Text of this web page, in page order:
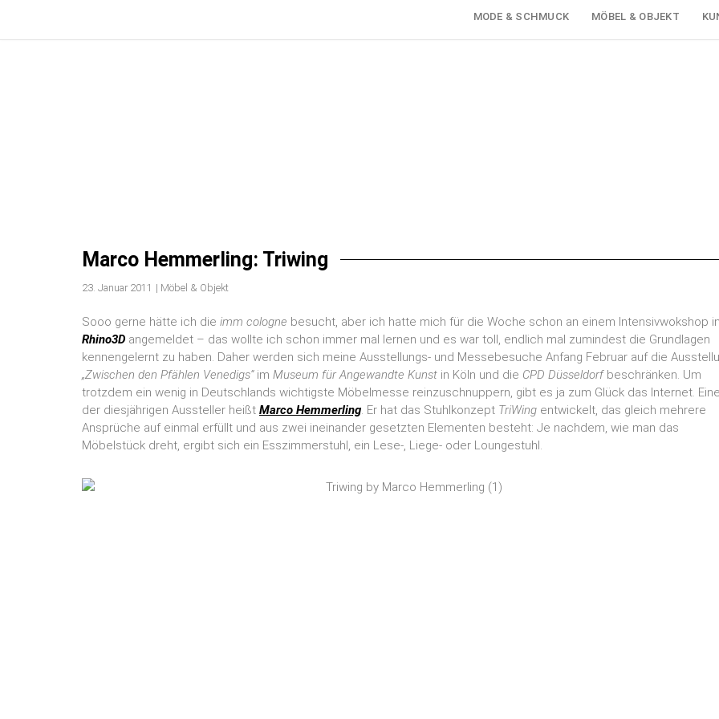
ZUM
MODE & SCHMUCK MÖBEL & OBJEKT
Marco Hemmerling: Triwing
23. Januar 2011 | Möbel & Objekt
Sooo gerne hätte ich die imm cologne besucht, aber ich hatte mich für die Woche schon an einem Intensivwokshop
Rhino3D angemeldet – das wollte ich schon immer mal lernen und es war toll, endlich mal zumindest die Grundlagen
kennengelernt zu haben. Daher werden sich meine Ausstellungs- und Messebesuche Anfang Februar auf die
„Zwischen den Pfählen Venedigs“im Museum für Angewandte Kunst in Köln und die CPD Düsseldorfbeschränken. Um
trotzdem ein wenig in Deutschlands wichtigste Möbelmesse reinzuschnuppern, gibt es ja zum Glück das Internet.
der diesjährigen Aussteller heißt Marco Hemmerling. Er hat das Stuhlkonzept TriWing entwickelt, das gleich mehrere
Ansprüche auf einmal erfüllt und aus zwei ineinander gesetzten Elementen besteht: Je nachdem, wie man das
Möbelstück dreht, ergibt sich ein Esszimmerstuhl, ein Lese-, Liege- oder Loungestuhl.